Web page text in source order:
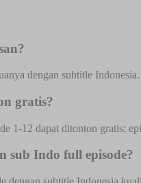
dengan subtitle Indonesia.
gratis?
1-12 dapat ditonton gratis;
sub Indo full episode?